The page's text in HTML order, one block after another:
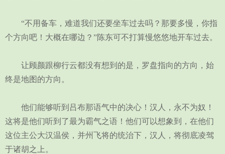
“不用备车，难道我们还要坐车过去吗？那要多慢，你指
个方向吧！大概在哪边？”陈东可不打算慢悠悠地开车过去。
让顾颜跟柳行云都没有想到的是，罗盘指向的方向，始
终是地图的方向。
他们能够听到吕布那语气中的决心！汉人，永不为奴！
这将是他们听到了最为霸气之语！他们可以想象到，在他们
这位主公大汉温侯，并州飞将的统治下，汉人，将彻底凌驾
于诸胡之上。